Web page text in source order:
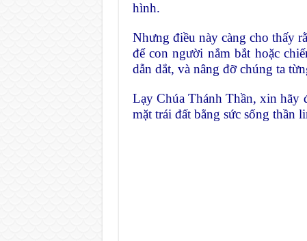
hình.
Nhưng điều này càng cho thấy
để con người nắm bắt hoặc
dẫn dắt, và nâng đỡ chúng ta
Lạy Chúa Thánh Thần, xin hãy
mặt trái đất bằng sức sống thần